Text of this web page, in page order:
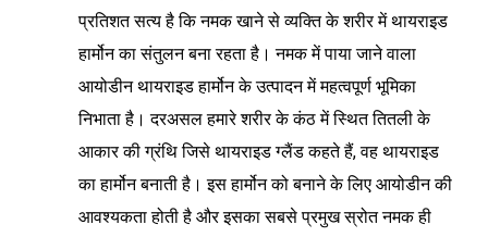
प्रतिशत सत्य है कि नमक खाने से व्यक्ति के शरीर में थायराइड
हार्मोन का संतुलन बना रहता है। नमक में पाया जाने वाला
आयोडीन थायराइड हार्मोन के उत्पादन में महत्वपूर्ण भूमिका
निभाता है। दरअसल हमारे शरीर के कंठ में स्थित तितली के
आकार की ग्रंथि जिसे थायराइड ग्लैंड कहते हैं, वह थायराइड
का हार्मोन बनाती है। इस हार्मोन को बनाने के लिए आयोडीन की
आवश्यकता होती है और इसका सबसे प्रमुख स्रोत नमक ही